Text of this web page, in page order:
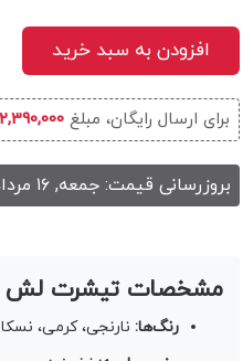
افزودن به سبد خرید
برای ارسال رایگان، مبلغ2,390,000 تومان
بروزرسانی قیمت: جمعه, ۱۶ مرداد , ۱۴۰۵
مشخصات تیشرت لش ۷۸ کد
رنگ‌ها: نارنجی، کرمی،